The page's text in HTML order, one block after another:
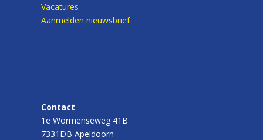
Vacatures
Aanmelden nieuwsbrief
Contact
1e Wormenseweg 41B
7331DB Apeldoorn